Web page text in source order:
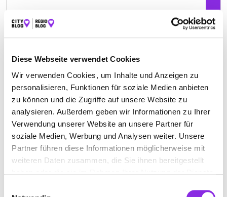
Diese Webseite verwendet Cookies
Wir verwenden Cookies, um Inhalte und Anzeigen zu
personalisieren, Funktionen für soziale Medien anbieten
zu können und die Zugriffe auf unsere Website zu
analysieren. Außerdem geben wir Informationen zu Ihrer
Verwendung unserer Website an unsere Partner für
soziale Medien, Werbung und Analysen weiter. Unsere
Partner führen diese Informationen möglicherweise mit
weiteren Daten zusammen, die Sie ihnen bereitgestellt
Keine Öffnungszeiten angegeben
FAHRSCHULE HENGGE, FAHRSCHULE
ALLER KLASSEN
Gartenstraße 62| 88212 Ravensburg DE
+4975131567